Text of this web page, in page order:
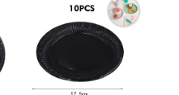
Ver detalles